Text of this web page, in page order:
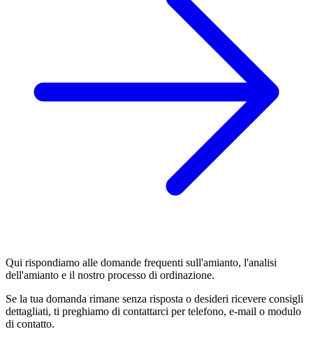
Qui rispondiamo alle domande frequenti sull'amianto, l'analisi
dell'amianto e il nostro processo di ordinazione.
Se la tua domanda rimane senza risposta o desideri ricevere consigli
dettagliati, ti preghiamo di contattarci per telefono, e-mail o modulo
di contatto.